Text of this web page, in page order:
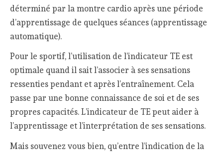
déterminé par la montre cardio après une période
d’apprentissage de quelques séances (apprentissage
automatique).
Pour le sportif, l’utilisation de l’indicateur TE est
optimale quand il sait l’associer à ses sensations
ressenties pendant et après l’entraînement. Cela
passe par une bonne connaissance de soi et de ses
propres capacités. L’indicateur de TE peut aider à
l’apprentissage et l’interprétation de ses sensations.
Mais souvenez vous bien, qu’entre l’indication de la